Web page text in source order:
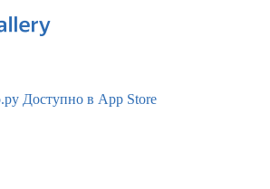
Доступно в App Store